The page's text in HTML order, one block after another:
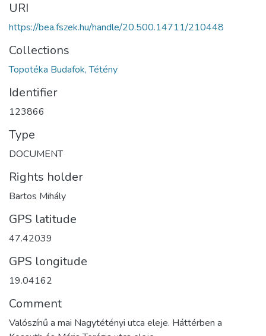
URI
https://bea.fszek.hu/handle/20.500.14711/210448
Collections
Topotéka Budafok, Tétény
Identifier
123866
Type
DOCUMENT
Rights holder
Bartos Mihály
GPS latitude
47.42039
GPS longitude
19.04162
Comment
Valószínű a mai Nagytétényi utca eleje. Háttérben a